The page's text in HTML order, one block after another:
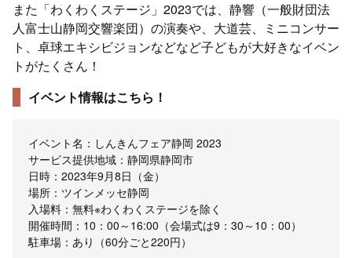
また「わくわくステージ」2023では、静響（一般財団法
人富士山静岡交響楽団）の演奏や、大道芸、ミニコンサー
ト、卓球エキシビジョンなどなど子どもが大好きなイベン
トがたくさん！
イベント情報はこちら！
イベント名：しんきんフェア静岡 2023
サービス提供地域：静岡県静岡市
日時：2023年9月8日（金）
場所：ツインメッセ静岡
入場料：無料※わくわくステージを除く
開催時間：10：00～16:00（会場式は9：30～10：00）
駐車場：あり（60分ごと220円）